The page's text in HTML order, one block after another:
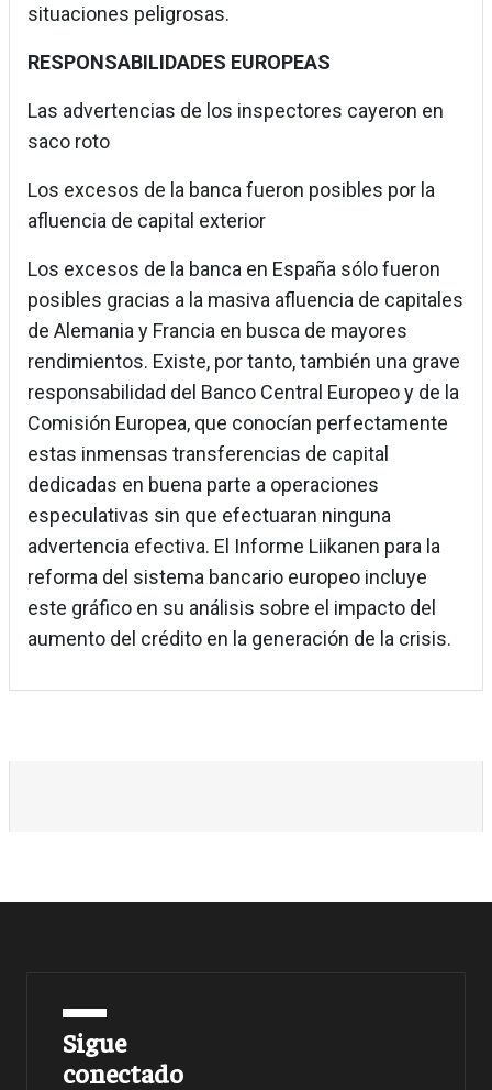
situaciones peligrosas.
RESPONSABILIDADES EUROPEAS
Las advertencias de los inspectores cayeron en
saco roto
Los excesos de la banca fueron posibles por la
afluencia de capital exterior
Los excesos de la banca en España sólo fueron
posibles gracias a la masiva afluencia de capitales
de Alemania y Francia en busca de mayores
rendimientos. Existe, por tanto, también una grave
responsabilidad del Banco Central Europeo y de la
Comisión Europea, que conocían perfectamente
estas inmensas transferencias de capital
dedicadas en buena parte a operaciones
especulativas sin que efectuaran ninguna
advertencia efectiva. El Informe Liikanen para la
reforma del sistema bancario europeo incluye
este gráfico en su análisis sobre el impacto del
aumento del crédito en la generación de la crisis.
Sigue
conectado